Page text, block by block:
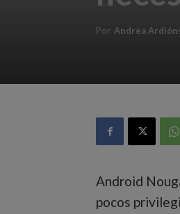
Por Andrea
Android
pocos